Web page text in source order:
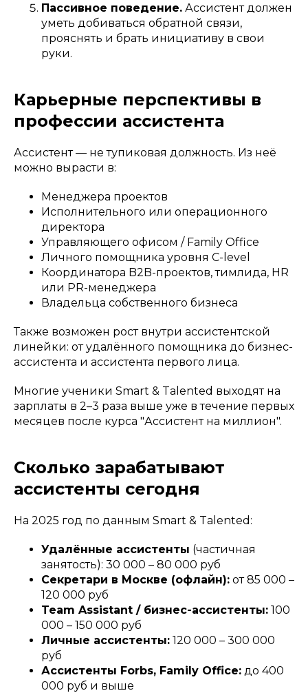
Пассивное поведение. Ассистент должен
уметь добиваться обратной связи,
прояснять и брать инициативу в свои
руки.
Карьерные перспективы в
профессии ассистента
Ассистент — не тупиковая должность. Из неё
можно вырасти в:
Менеджера проектов
Исполнительного или операционного
директора
Управляющего офисом / Family Office
Личного помощника уровня C-level
Координатора B2B-проектов, тимлида, HR
или PR-менеджера
Владельца собственного бизнеса
Также возможен рост внутри ассистентской
линейки: от удалённого помощника до бизнес-
ассистента и ассистента первого лица.
Многие ученики Smart & Talented выходят на
зарплаты в 2–3 раза выше уже в течение первых
месяцев после курса "Ассистент на миллион".
Сколько зарабатывают
ассистенты сегодня
На 2025 год по данным Smart & Talented:
Удалённые ассистенты (частичная
занятость): 30 000 – 80 000 руб
Секретари в Москве (офлайн): от 85 000 –
120 000 руб
Team Assistant / бизнес-ассистенты: 100
000 – 150 000 руб
Личные ассистенты: 120 000 – 300 000
руб
Ассистенты Forbs, Family Office: до 400
000 руб и выше